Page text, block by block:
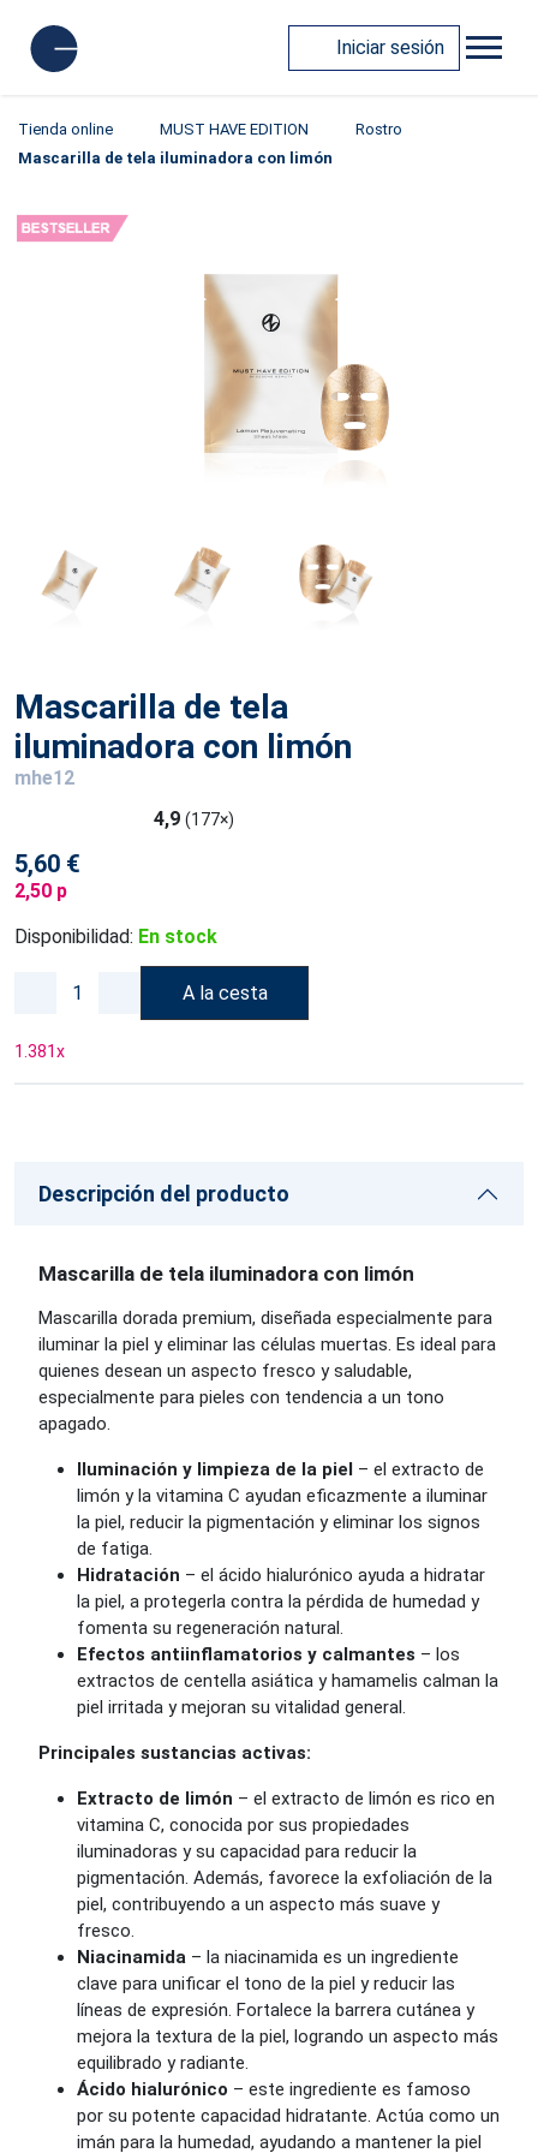
Iniciar sesión
Tienda online MUST HAVE EDITION
Rostro
Mascarilla de tela iluminadora con limón
Mascarilla de tela
iluminadora con limón
mhe12
4,9 (177×)
5,60 €
2,50 p
Disponibilidad: En stock
A la cesta
1.381x
Descripción del producto
Mascarilla de tela iluminadora con limón
Mascarilla dorada premium, diseñada especialmente para
iluminar la piel y eliminar las células muertas. Es ideal para
quienes desean un aspecto fresco y saludable,
especialmente para pieles con tendencia a un tono
apagado.
Iluminación y limpieza de la piel – el extracto de
limón y la vitamina C ayudan eficazmente a iluminar
la piel, reducir la pigmentación y eliminar los signos
de fatiga.
Hidratación – el ácido hialurónico ayuda a hidratar
la piel, a protegerla contra la pérdida de humedad y
fomenta su regeneración natural.
Efectos antiinflamatorios y calmantes – los
extractos de centella asiática y hamamelis calman la
piel irritada y mejoran su vitalidad general.
Principales sustancias activas:
Extracto de limón – el extracto de limón es rico en
vitamina C, conocida por sus propiedades
iluminadoras y su capacidad para reducir la
pigmentación. Además, favorece la exfoliación de la
piel, contribuyendo a un aspecto más suave y
fresco.
Niacinamida – la niacinamida es un ingrediente
clave para unificar el tono de la piel y reducir las
líneas de expresión. Fortalece la barrera cutánea y
mejora la textura de la piel, logrando un aspecto más
equilibrado y radiante.
Ácido hialurónico – este ingrediente es famoso
por su potente capacidad hidratante. Actúa como un
imán para la humedad, ayudando a mantener la piel